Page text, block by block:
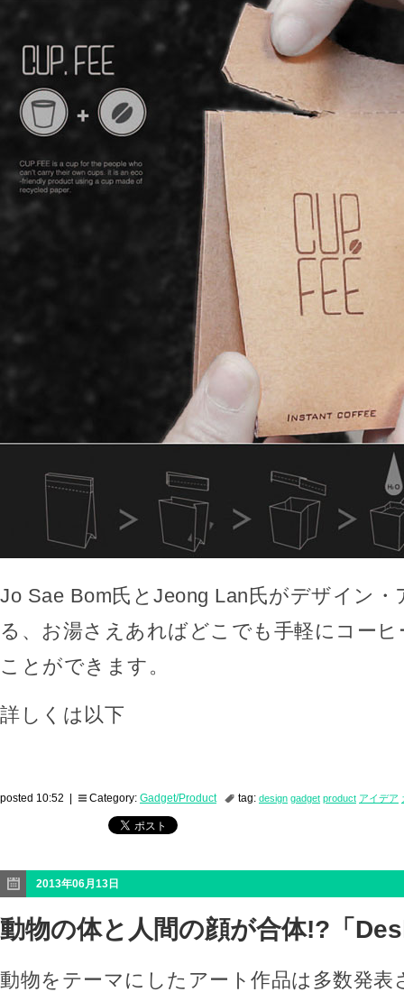
Jo Sae Bom氏とJeong Lan氏がデザイン
る、お湯さえあればどこでも手軽にコー
ことができます。
詳しくは以下
posted 10:52 | Category: Gadget/Product tag: design gadget product アイデア
2013年06月13日
動物の体と人間の顔が合体!?「
動物をテーマにしたアート作品は多数発表